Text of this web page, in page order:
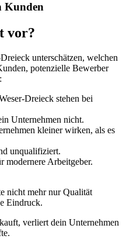
Kunden
vor?
unterschätzen, welchen
potenzielle Bewerber
Dreieck stehen bei
Unternehmen nicht.
kleiner wirken, als es
unqualifiziert.
modernere Arbeitgeber.
nicht mehr nur Qualität
Eindruck.
verliert dein Unternehmen